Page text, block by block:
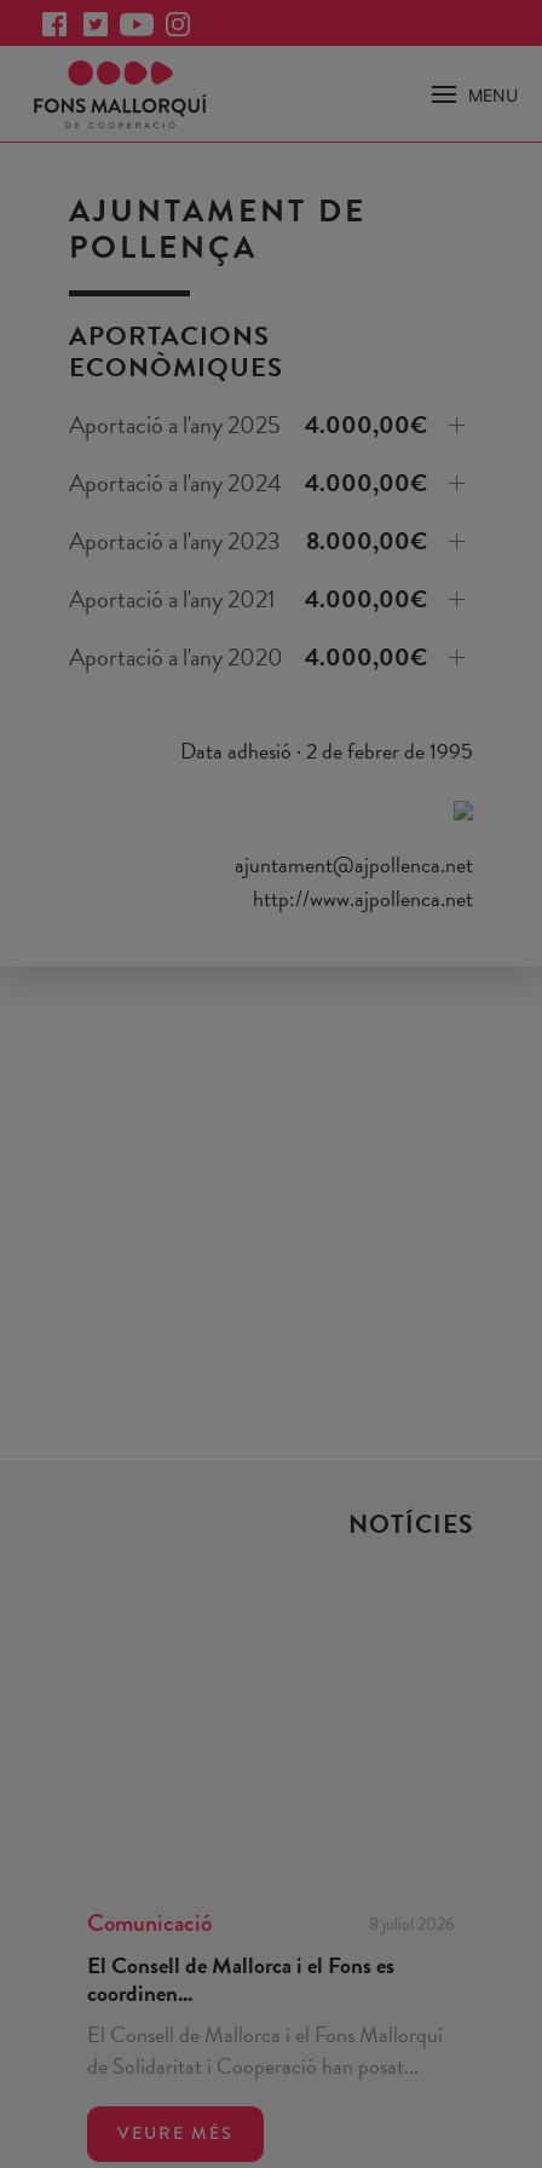
MENU
AJUNTAMENT DE
POLLENÇA
APORTACIONS
ECONÒMIQUES
Aportació a l'any 2025
4.000,00€
Aportació a l'any 2024
4.000,00€
Aportació a l'any 2023
8.000,00€
Aportació a l'any 2021
4.000,00€
Aportació a l'any 2020
4.000,00€
Data adhesió · 2 de febrer de 1995
ajuntament@ajpollenca.net
http://www.ajpollenca.net
NOTÍCIES
Comunicació 8 juliol 2026
El Consell de Mallorca i el Fons es
coordinen...
El Consell de Mallorca i el Fons Mallorquí
de Solidaritat i Cooperació han posat...
VEURE MÉS